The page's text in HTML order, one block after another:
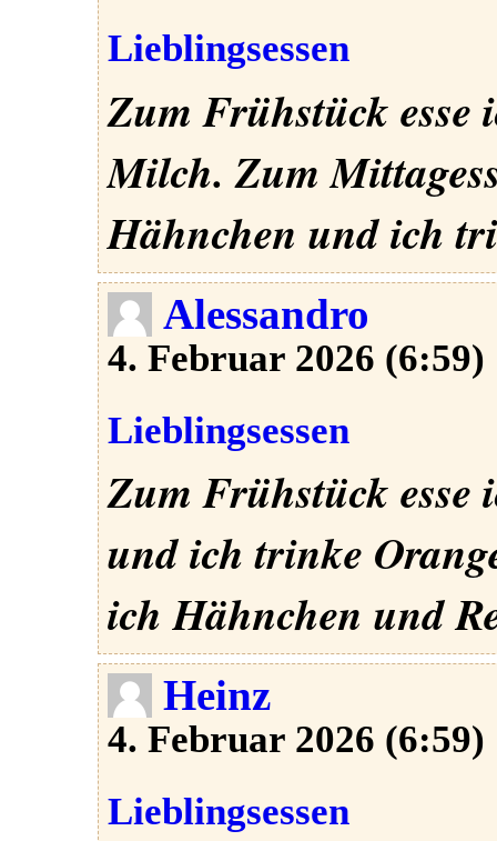
Lieblingsessen
Zum Frühstück
Milch. Zum
Hähnchen und ich
Alessandro
4. Februar 2026 (6:59)
Lieblingsessen
Zum Frühstück
und ich trinke
ich Hähnchen und
Heinz
4. Februar 2026 (6:59)
Lieblingsessen